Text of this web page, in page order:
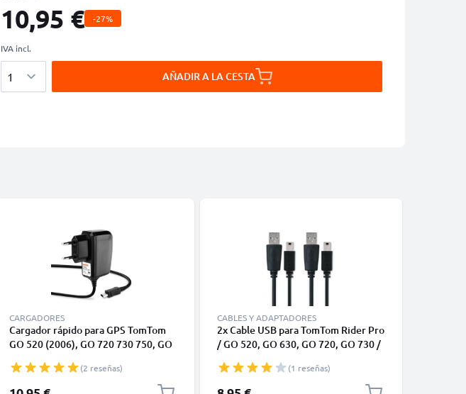
10,95 € -27%
IVA incl.
AÑADIR A LA CESTA
CARGADORES
Cargador rápido para GPS TomTom
GO 520 (2006), GO 720 730 750, GO
Rider Pro 10W - Fuente de
alimentación 2A / 2000mA con cable
(2 reseñas)
CABLES Y ADAPTADORES
2x Cable USB para TomTom Rider Pro
/ GO 520, GO 630, GO 720, GO 730 /
de Carga y Datos 1m 1A negro PVC
(1 reseñas)